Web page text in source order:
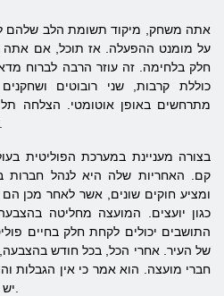
על מומנט ההפעלה. אז תוכל, אם אתה
חלק בלחימה. זה עוזר הרבה לברוח
כוללת קרבות, שני רובוטים
מתרחשים באופן אוטומטי. הצלחה
בצורה מעניינת במערכת הפוליטית
קם. האחריות שלה היא לנהל חברות
ומציע חוקים שונים, אשר לאחר מכן הם
כגון יועצים. המועצה מחליטה
התושבים יכולים לקחת חלק בחיים
של העיר. אחרי הכל, בכל חודש
חברי מועצה. הוא אמר כי אין הגבלות